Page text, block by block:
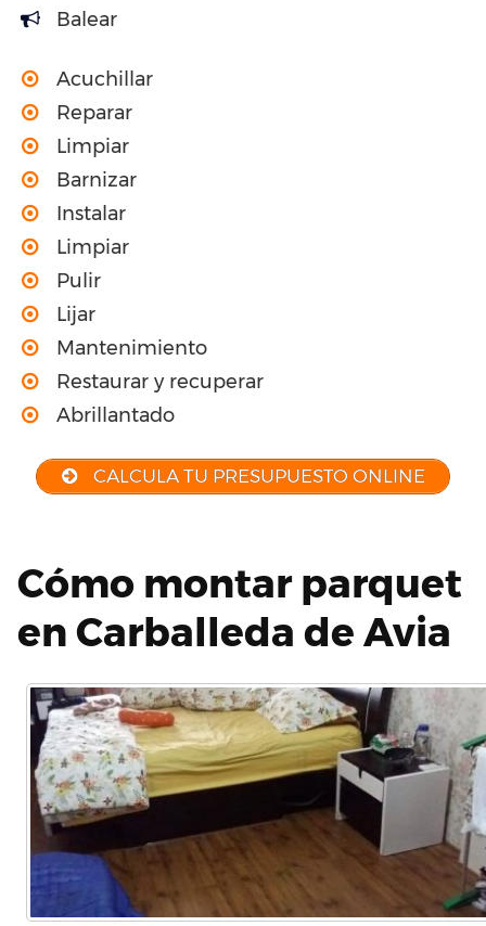
Balear
Acuchillar
Reparar
Limpiar
Barnizar
Instalar
Limpiar
Pulir
Lijar
Mantenimiento
Restaurar y recuperar
Abrillantado
CALCULA TU PRESUPUESTO ONLINE
Cómo montar parquet
en Carballeda de Avia